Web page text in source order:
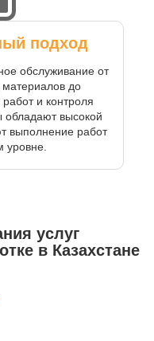
подход
обслуживание от
материалов до
и контроля
обладают высокой
выполнение работ
уровне.
услуг
в Казахстане